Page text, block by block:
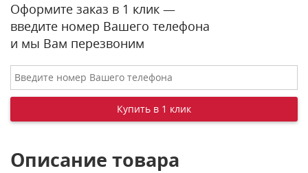
Оформите заказ в 1 клик —
введите номер Вашего телефона
и мы Вам перезвоним
Описание товара